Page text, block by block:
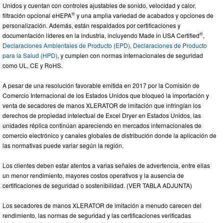
Unidos y cuentan con controles ajustables de sonido, velocidad y calor,
filtración opcional eHEPA® y una amplia variedad de acabados y opciones de
personalización. Además, están respaldados por certificaciones y
documentación líderes en la industria, incluyendo Made in USA Certified®,
Declaraciones Ambientales de Producto (EPD), Declaraciones de Producto
para la Salud (HPD), y cumplen con normas internacionales de seguridad
como UL, CE y RoHS.
A pesar de una resolución favorable emitida en 2017 por la Comisión de
Comercio Internacional de los Estados Unidos que bloqueó la importación y
venta de secadores de manos XLERATOR de imitación que infringían los
derechos de propiedad intelectual de Excel Dryer en Estados Unidos, las
unidades réplica continúan apareciendo en mercados internacionales de
comercio electrónico y canales globales de distribución donde la aplicación de
las normativas puede variar según la región.
Los clientes deben estar atentos a varias señales de advertencia, entre ellas
un menor rendimiento, mayores costos operativos y la ausencia de
certificaciones de seguridad o sostenibilidad. (VER TABLA ADJUNTA)
Los secadores de manos XLERATOR de imitación a menudo carecen del
rendimiento, las normas de seguridad y las certificaciones verificadas